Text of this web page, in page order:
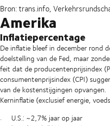
Bron: trans.info,
Amerika
Inflatiepercentage
De inflatie bleef in december rond
doelstelling van de Fed, maar
feit dat de producentenprijsindex
consumentenprijsindex (CPI)
van de kostenstijgingen opvangen.
Kerninflatie (exclusief energie,
U.S.: ~2,7% jaar op jaar